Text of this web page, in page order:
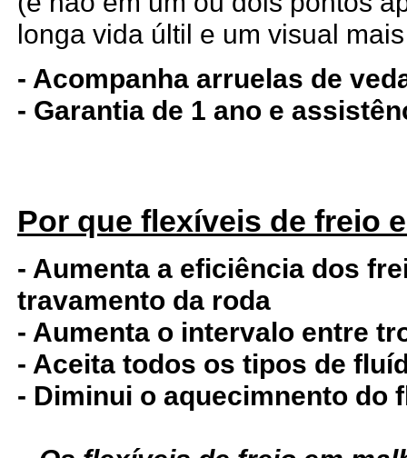
longa vida últil e um visual
- Acompanha arruelas de
- Garantia de 1 ano e
Por que flexíveis de freio
- Aumenta a eficiência dos
travamento da roda
- Aumenta o intervalo entre
- Aceita todos os tipos de
- Diminui o aquecimnento do